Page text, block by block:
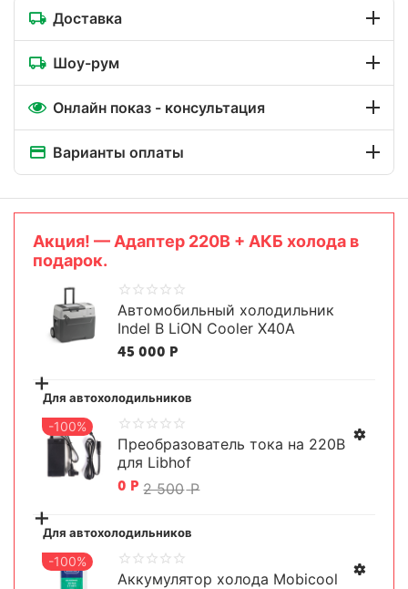
Доставка
Шоу-рум
Онлайн показ - консультация
Варианты оплаты
Акция! — Адаптер 220В + АКБ холода в
подарок.
Автомобильный холодильник
Indel B LiON Cooler X40A
45 000 Р
+Для автохолодильников
-100%
Преобразователь тока на 220В
для Libhof
0 Р 2 500 Р
+Для автохолодильников
-100%
Аккумулятор холода Mobicool